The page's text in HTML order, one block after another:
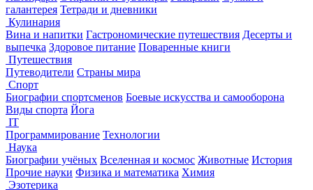
галантерея Тетради и дневники
Кулинария
Вина и напитки Гастрономические путешествия Десерты и
выпечка Здоровое питание Поваренные книги
Путешествия
Путеводители Страны мира
Спорт
Биографии спортсменов Боевые искусства и самооборона
Виды спорта Йога
IT
Программирование Технологии
Наука
Биографии учёных Вселенная и космос Животные История
Прочие науки Физика и математика Химия
Эзотерика